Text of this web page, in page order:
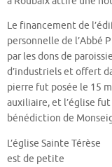
Le financement de
personnelle de l’Abbé
par les dons de
d’industriels et offert
pierre fut posée le 15
auxiliaire, et l’église
bénédiction de
L’église Sainte Térèse
est de petite